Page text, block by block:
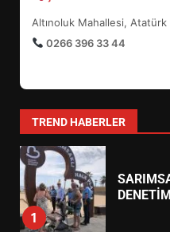
Altınoluk Mahallesi,
0266 396 33 44
TREND HABERLER
7
1
2
NASIL